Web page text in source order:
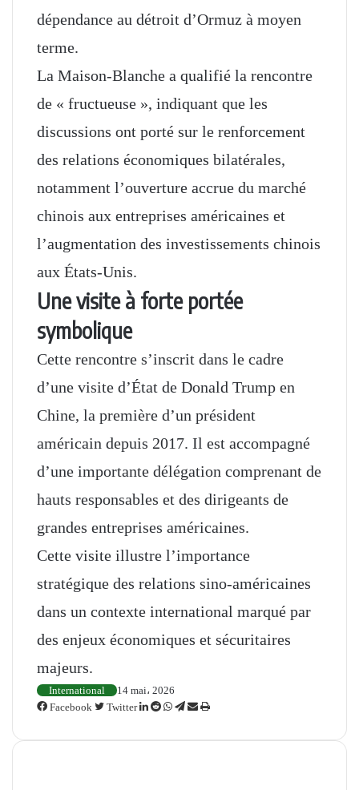
dépendance au détroit d’Ormuz à moyen
terme.
La Maison-Blanche a qualifié la rencontre
de « fructueuse », indiquant que les
discussions ont porté sur le renforcement
des relations économiques bilatérales,
notamment l’ouverture accrue du marché
chinois aux entreprises américaines et
l’augmentation des investissements chinois
aux États-Unis.
Une visite à forte portée
symbolique
Cette rencontre s’inscrit dans le cadre
d’une visite d’État de Donald Trump en
Chine, la première d’un président
américain depuis 2017. Il est accompagné
d’une importante délégation comprenant de
hauts responsables et des dirigeants de
grandes entreprises américaines.
Cette visite illustre l’importance
stratégique des relations sino-américaines
dans un contexte international marqué par
des enjeux économiques et sécuritaires
majeurs.
International
14 mai، 2026
Facebook
Twitter
L
n
R
d
W
a
T
l
P
r p